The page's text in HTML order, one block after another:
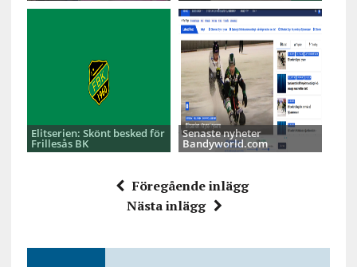
Elitserien: Skönt besked för
Frillesås BK
Senaste nyheter
Bandyworld.com
Föregående inlägg
Nästa inlägg